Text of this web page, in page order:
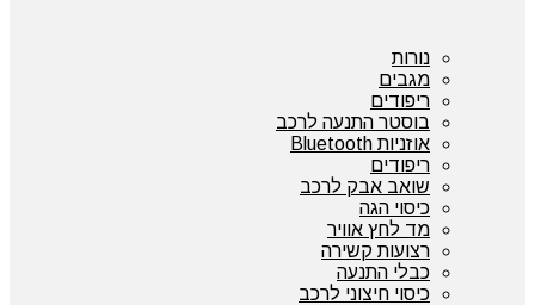
נורות
מגבים
ריפודים
בוסטר התנעה לרכב
אוזניות Bluetooth
ריפודים
שואב אבק לרכב
כיסוי הגה
מד לחץ אוויר
רצועות קשירה
כבלי התנעה
כיסוי חיצוני לרכב